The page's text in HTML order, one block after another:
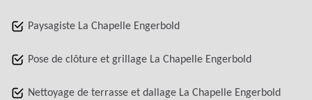
Paysagiste La Chapelle Engerbold
Pose de clôture et grillage La Chapelle Engerbold
Nettoyage de terrasse et dallage La Chapelle Engerbold